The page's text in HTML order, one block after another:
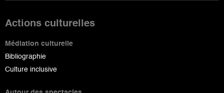
Actions culturelles
Médiation culturelle
Bibliographie
Culture inclusive